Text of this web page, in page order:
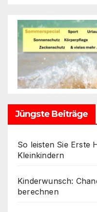
Jüngste Beiträge
So leisten Sie Erste
Kleinkindern
Kinderwunsch:
berechnen